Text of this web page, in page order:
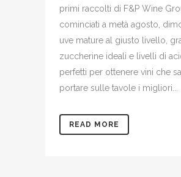
primi raccolti di F&P Wine
cominciati a metà agosto,
uve mature al giusto livello,
zuccherine ideali e livelli di
perfetti per ottenere vini che
portare sulle tavole i migliori...
READ MORE